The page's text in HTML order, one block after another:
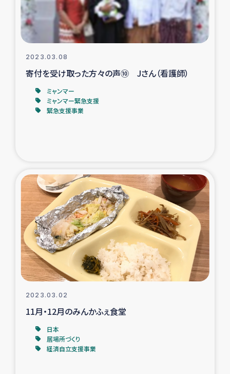
インターン・ボランティア日誌
経済自立支援事業
居場所づくり
ガザ空爆被災者への食料支援と農家生産支援
ガザ地区における被災住民への緊急支援
ガザ地区酪農を通した女性グループの生計支援
ふりかけ普及と食生活改善による栄養改善事業
フェアトレード事業
女性の生計向上を通じた子どもの栄養改善事業
2023.03.08
寄付を受け取った方々の声⑩ Jさん（看護師）
ミャンマー
ミャンマー緊急支援
緊急支援事業
2023.03.02
11月・12月のみんかふぇ食堂
日本
居場所づくり
経済自立支援事業